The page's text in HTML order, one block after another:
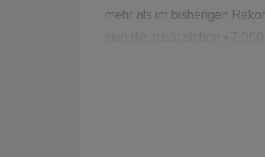
mehr als im bisherigen
27,1 Prozent (2019: 29,9